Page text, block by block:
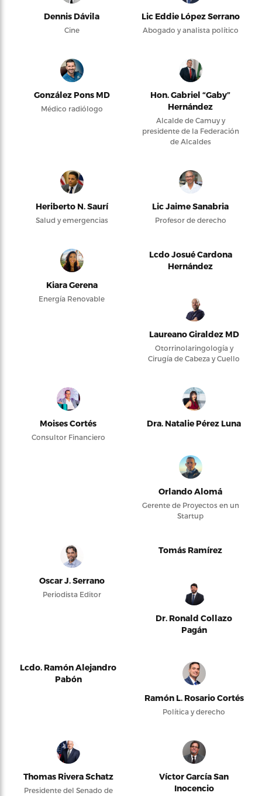
Dennis Dávila
Cine
Lic Eddie López Serrano
Abogado y analista político
González Pons MD
Médico radiólogo
Hon. Gabriel “Gaby”
Hernández
Alcalde de Camuy y
presidente de la Federación
de Alcaldes
Heriberto N. Saurí
Salud y emergencias
Lic Jaime Sanabria
Profesor de derecho
Kiara Gerena
Energía Renovable
Lcdo Josué Cardona
Hernández
Laureano Giraldez MD
Otorrinolaringología y
Cirugía de Cabeza y Cuello
Moises Cortés
Consultor Financiero
Dra. Natalie Pérez Luna
Orlando Alomá
Gerente de Proyectos en un
Startup
Oscar J. Serrano
Periodista Editor
Tomás Ramírez
Dr. Ronald Collazo
Pagán
Lcdo. Ramón Alejandro
Pabón
Ramón L. Rosario Cortés
Política y derecho
Thomas Rivera Schatz
Presidente del Senado de
Víctor García San
Inocencio